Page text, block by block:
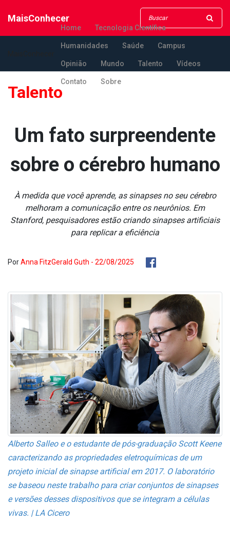
MaisConhecer
Home Tecnologia Científica
Humanidades Saúde Campus
Opinião Mundo Talento Vídeos
Contato Sobre
Talento
Um fato surpreendente
sobre o cérebro humano
À medida que você aprende, as sinapses no seu cérebro
melhoram a comunicação entre os neurônios. Em
Stanford, pesquisadores estão criando sinapses artificiais
para replicar a eficiência
PorAnna FitzGerald Guth - 22/08/2025
Alberto Salleo e o estudante de pós-graduação Scott Keene
caracterizando as propriedades eletroquímicas de um
projeto inicial de sinapse artificial em 2017. O laboratório
se baseou neste trabalho para criar conjuntos de sinapses
e versões desses dispositivos que se integram a células
vivas. | LA Cicero